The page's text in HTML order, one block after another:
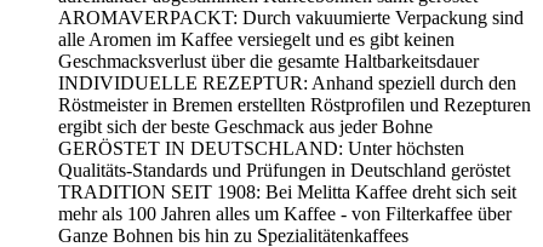
AROMAVERPACKT: Durch vakuumierte Verpackung sind
alle Aromen im Kaffee versiegelt und es gibt keinen
Geschmacksverlust über die gesamte Haltbarkeitsdauer
INDIVIDUELLE REZEPTUR: Anhand speziell durch den
Röstmeister in Bremen erstellten Röstprofilen und Rezepturen
ergibt sich der beste Geschmack aus jeder Bohne
GERÖSTET IN DEUTSCHLAND: Unter höchsten
Qualitäts-Standards und Prüfungen in Deutschland geröstet
TRADITION SEIT 1908: Bei Melitta Kaffee dreht sich seit
mehr als 100 Jahren alles um Kaffee - von Filterkaffee über
Ganze Bohnen bis hin zu Spezialitätenkaffees